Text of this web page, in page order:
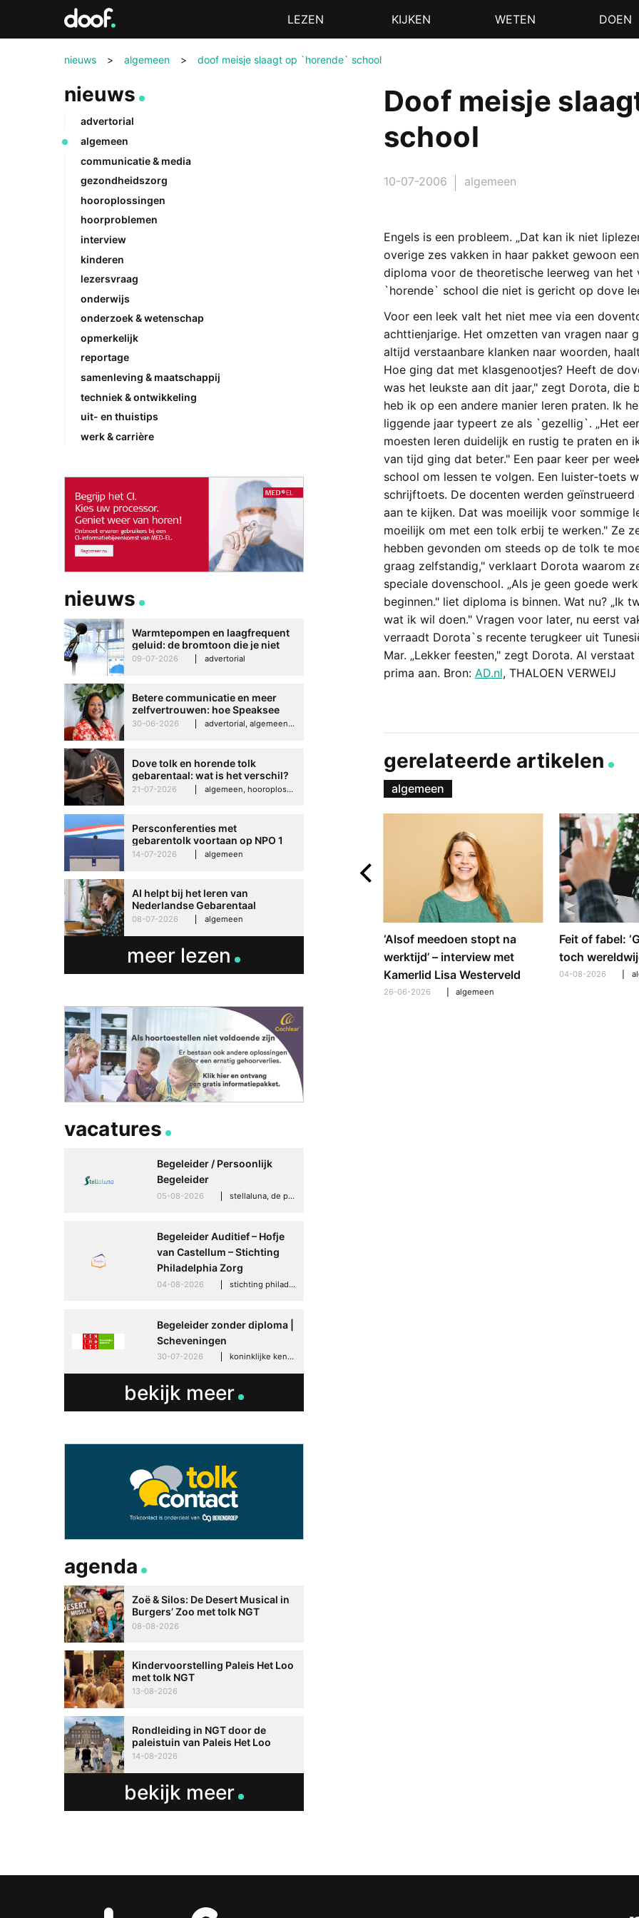
MenuLEZEN KIJKEN WETEN DOEN
nieuws > algemeen > doof meisje slaagt op `horende` school
Doof meisje
school
10-07-2006 algemeen
Engels is een probleem. „Dat kan ik niet
overige zes vakken in haar pakket gewoon
diploma voor de theoretische leerweg van het
`horende` school die niet is gericht op dove
Voor een leek valt het niet mee via een
achttienjarige. Het omzetten van vragen naar
altijd verstaanbare klanken naar woorden,
Hoe ging dat met klasge­nootjes? Heeft de
was het leukste aan dit jaar," zegt Dorota, die
heb ik op een andere manier leren praten. Ik
liggende jaar typeert ze als `gezellig`. „Het
moesten leren duidelijk en rustig te praten en
van tijd ging dat beter." Een paar keer per
school om lessen te volgen. Een luister-toets
schrijftoets. De docenten werden
aan te kijken. Dat was moeilijk voor som­mige
moeilijk om met een tolk erbij te werken." Ze
hebben gevonden om steeds op de tolk te
graag zelfstandig," verklaart Dorota waarom
speciale dovenschool. „Als je geen goede
beginnen." liet diploma is binnen. Wat nu? „Ik
wat ik wil doen." Vragen voor later, nu eerst
verraadt Dorota`s recente terugkeer uit
Mar. „Lekker feesten," zegt Dorota. Al
prima aan. Bron: AD.nl, THALOEN VERWEIJ
gerelateerde artikelen
algemeen
Feit of fabel:
toch
04-08-2026
Betere communicatie en
meer zelfvertrouwen: hoe
Speaksee Imelda helpt om te
30-06-2026 advertorial
‘Alsof meedoen stopt na
werktijd’ – interview met
Kamerlid Lisa Westerveld
26-06-2026 algemeen
nieuws
advertorial
algemeen
communicatie & media
gezondheidszorg
hooroplossingen
hoorproblemen
interview
kinderen
lezersvraag
onderwijs
onderzoek & wetenschap
opmerkelijk
reportage
samenleving & maatschappij
techniek & ontwikkeling
uit- en thuistips
werk & carrière
nieuws
Warmtepompen en laagfrequent
geluid: de bromtoon die je niet
kunt negeren
09-07-2026 advertorial
Betere communicatie en meer
zelfvertrouwen: hoe Speaksee
Imelda helpt om te groeien in
30-06-2026 advertorial, algemeen, hooroplossingen, interview
Dove tolk en horende tolk
gebarentaal: wat is het verschil?
21-07-2026 algemeen, hooroplossingen, hoorproblemen, samenleving & maatschappij
Persconferenties met
gebarentolk voortaan op NPO 1
Extra
14-07-2026 algemeen
AI helpt bij het leren van
Nederlandse Gebarentaal
08-07-2026 algemeen
meer lezen
vacatures
Begeleider / Persoonlijk
Begeleider
05-08-2026 stellaluna, de punt (drenthe)
Begeleider Auditief – Hofje
van Castellum – Stichting
Philadelphia Zorg
04-08-2026 stichting philadelphia zorg, den haag
Begeleider zonder diploma |
Scheveningen
30-07-2026 koninklijke kentalis, scheveningen
bekijk meer
agenda
Zoë & Silos: De Desert Musical in
Burgers’ Zoo met tolk NGT
08-08-2026
Kindervoorstelling Paleis Het Loo
met tolk NGT
13-08-2026
Rondleiding in NGT door de
paleistuin van Paleis Het Loo
14-08-2026
bekijk meer
Doof.nl